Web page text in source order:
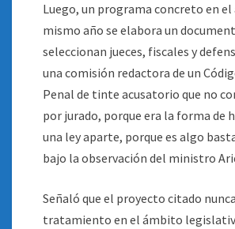
Luego, un programa concreto en el
mismo año se elabora un
seleccionan jueces, fiscales y
una comisión redactora de un
Penal de tinte acusatorio que no
por jurado, porque era la forma de
una ley aparte, porque es algo
bajo la observación del ministro
Señaló que el proyecto citado
tratamiento en el ámbito